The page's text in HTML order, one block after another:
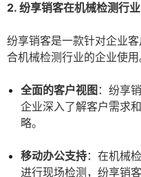
2. 纷享销客在机械检测行
纷享销客是一款针对企业
合机械检测行业的企业使用
全面的客户视图 ：纷享
企业深入了解客户需求
略。
移动办公支持：在机械
进行现场检测，纷享销